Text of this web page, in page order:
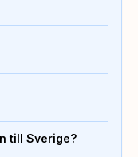
till Sverige?